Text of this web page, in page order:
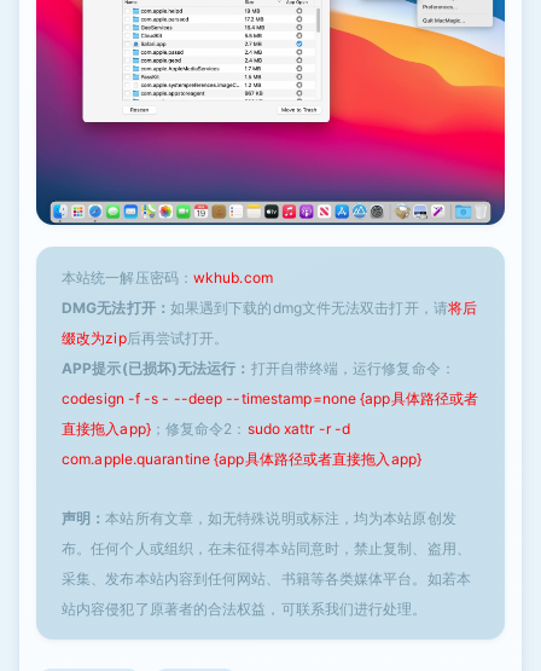
本站统一解压密码： wkhub.com
DMG无法打开： 如果遇到下载的dmg文件无法双击打开，请将后
缀改为zip后再尝试打开。
APP提示(已损坏)无法运行： 打开自带终端，运行修复命令：
codesign -f -s - --deep --timestamp=none {app具体路径或者
直接拖入app}；修复命令2： sudo xattr -r -d
com.apple.quarantine {app具体路径或者直接拖入app}
声明：本站所有文章，如无特殊说明或标注，均为本站原创发
布。任何个人或组织，在未征得本站同意时，禁止复制、盗用、
采集、发布本站内容到任何网站、书籍等各类媒体平台。如若本
站内容侵犯了原著者的合法权益，可联系我们进行处理。